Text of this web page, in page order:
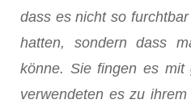
dass es nicht so
hatten, sondern dass
könne. Sie fingen es mit
verwendeten es zu